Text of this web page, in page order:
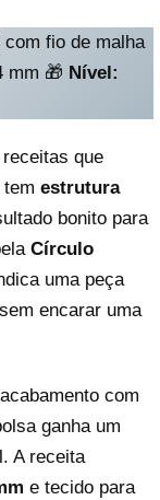
com fio de malha
mm 🎁 Nível:
que
estrutura
bonito para
Círculo
uma peça
encarar uma
com
ganha um
A receita
e tecido para